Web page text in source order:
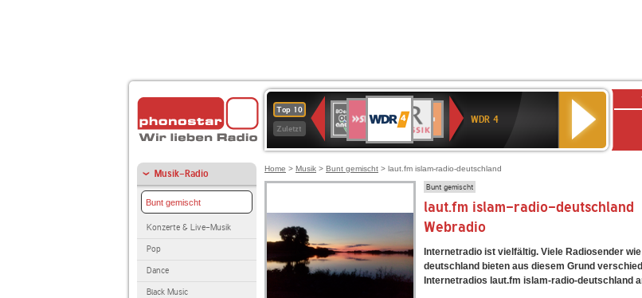
Top 10
Zuletzt
Deutschlandfunk
80er
90er
OLDIE
ANTENNE
4
KLASSIK
Deutschlandfunk
Kultur
Kultur
2
WDR 4
Musik-Radio
Bunt gemischt
Konzerte & Live-Musik
Pop
Dance
Black Music
Home > Musik > Bunt gemischt > laut.fm islam-radio-deutschland
Bunt gemischt
laut.fm islam-radio-deutschland
Webradio
Internetradio ist vielfältig. Viele Radiosender
deutschland bieten aus diesem Grund
Internetradios laut.fm islam-radio-deutschland